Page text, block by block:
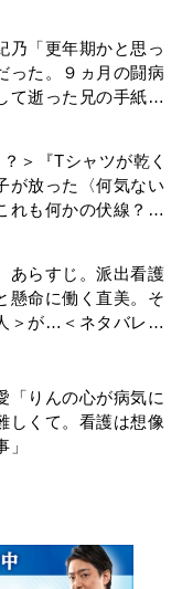
乃「更年期かと思っ
った。９ヵ月の闘病
て逝った兄の手紙を
＞『Tシャツが乾く
が放った〈何気ない
れも何かの伏線？」
あらすじ。派出看護
懸命に働く直美。そ
＞が…＜ネタバレあ
「りんの心が病気に
しくて。看護は想像